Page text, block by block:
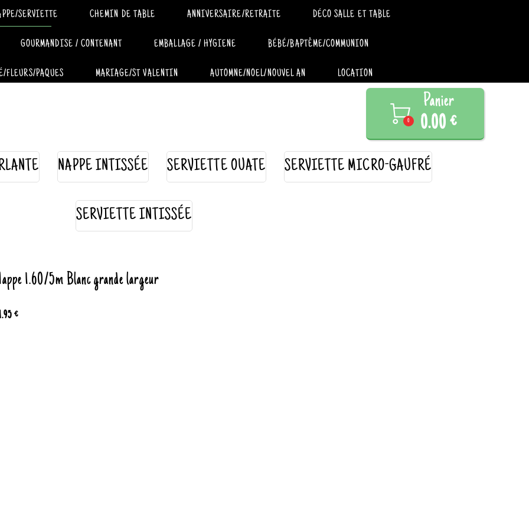
SERVIETTE CHEMIN DE TABLE ANNIVERSAIRE/RETRAITE DÉCO SALLE ET TABLE
GOURMANDISE / CONTENANT EMBALLAGE / HYGIENE BÉBÉ/BAPTÊME/COMMUNION
FLEURS/PAQUES MARIAGE/ST VALENTIN AUTOMNE/NOEL/NOUVEL AN LOCATION

0
Panier
0.00 €
NAPPE INTISSÉE SERVIETTE OUATE SERVIETTE MICRO-GAUFRÉ
SERVIETTE INTISSÉE
1.60/5m Blanc grande largeur
€